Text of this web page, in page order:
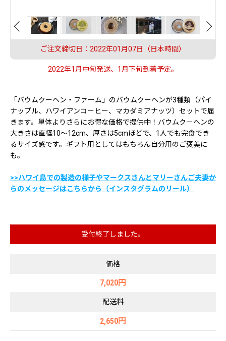
ご注文締切日：2022年01月07日（日本時間）
2022年1月中旬発送、1月下旬到着予定。
「バウムクーヘン・ファーム」のバウムクーヘンが3種類（パイ
ナップル、ハワイアンコーヒー、マカダミアナッツ）セットで届
きます。単体よりさらにお得な価格で提供中！バウムクーヘンの
大きさは直径10〜12cm、厚さは5cmほどで、1人でも完食でき
るサイズ感です。ギフト用としてはもちろん自分用のご褒美に
も。
>>ハワイ島での製造の様子やマークスさんとマリーさんご夫妻か
らのメッセージはこちらから（インスタグラムのリール）
受付終了しました。
価格
7,020円
配送料
2,650円